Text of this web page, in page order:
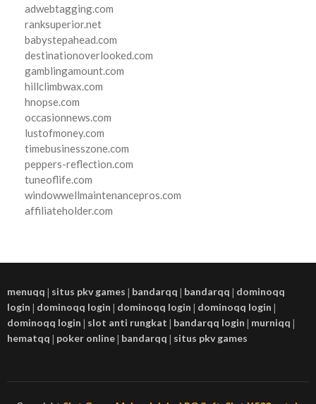
adwebtagging.com
ranksuperior.net
babystepahead.com
destinationoverlooked.com
gamblingamount.com
hillclimbwax.com
hnopse.com
occasionnews.com
lustofmoney.com
timebusinesszone.com
peppers-reflection.com
tuneoflife.com
windowwellmaintenancepros.com
affiliateholder.com
menuqq | situs pkv games | bandarqq | bandarqq | dominoqq
login | dominoqq login | dominoqq login | dominoqq login |
dominoqq login | slot anti rungkat | bandarqq login | murniqq |
hematqq | poker online| bandarqq | situs pkv games